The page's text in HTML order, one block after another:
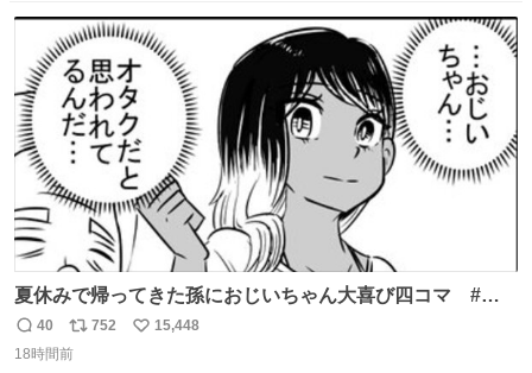
ト
数
数
夏休みで帰ってきた孫におじいちゃん大喜び四コマ #四
コマ漫画 #Web漫画 #漫画が読めるハッシュタグ
返
信
40
リ
ポ
752
い
15,448
18時間前